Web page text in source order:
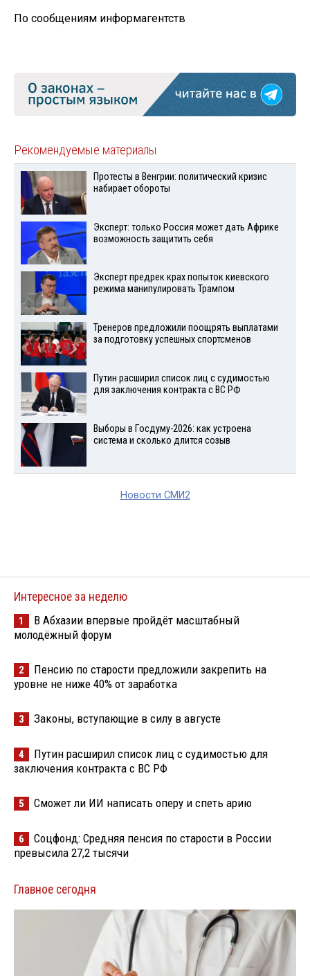
По сообщениям информагентств
Рекомендуемые материалы
Протесты в Венгрии: политический кризис
набирает обороты
Эксперт: только Россия может дать Африке
возможность защитить себя
Эксперт предрек крах попыток киевского
режима манипулировать Трампом
Тренеров предложили поощрять выплатами
за подготовку успешных спортсменов
Путин расширил список лиц с судимостью
для заключения контракта с ВС РФ
Выборы в Госдуму-2026: как устроена
система и сколько длится созыв
Новости СМИ2
Интересное за неделю
1
В Абхазии впервые пройдёт масштабный
молодёжный форум
2
Пенсию по старости предложили закрепить на
уровне не ниже 40% от заработка
3 Законы, вступающие в силу в августе
4
Путин расширил список лиц с судимостью для
заключения контракта с ВС РФ
5 Сможет ли ИИ написать оперу и спеть арию
6
Соцфонд: Средняя пенсия по старости в России
превысила 27,2 тысячи
Главное сегодня